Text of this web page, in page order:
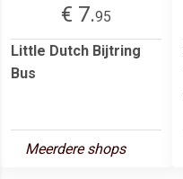
€ 7.95
Little Dutch Bijtring
Bus
Meerdere shops